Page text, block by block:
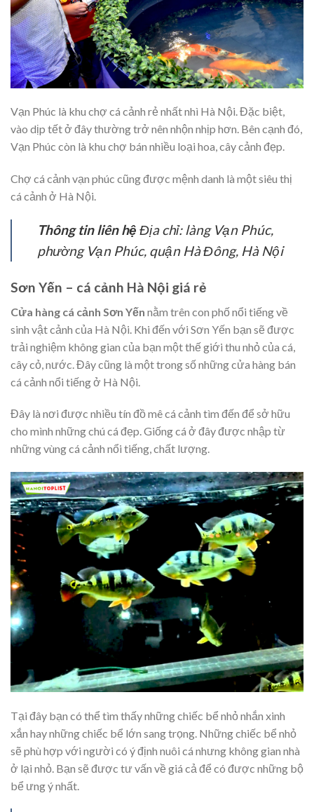
Vạn Phúc là khu chợ cá cảnh rẻ nhất nhì Hà Nội. Đặc biệt,
vào dịp tết ở đây thường trở nên nhộn nhịp hơn. Bên cạnh đó,
Vạn Phúc còn là khu chợ bán nhiều loại hoa, cây cảnh đẹp.
Chợ cá cảnh vạn phúc cũng được mệnh danh là một siêu thị
cá cảnh ở Hà Nội.
Thông tin liên hệ Địa chỉ: làng Vạn Phúc,
phường Vạn Phúc, quận Hà Đông, Hà Nội
Sơn Yến – cá cảnh Hà Nội giá rẻ
Cửa hàng cá cảnh Sơn Yến nằm trên con phố nổi tiếng về
sinh vật cảnh của Hà Nội. Khi đến với Sơn Yến bạn sẽ được
trải nghiệm không gian của bạn một thế giới thu nhỏ của cá,
cây cỏ, nước. Đây cũng là một trong số những cửa hàng bán
cá cảnh nổi tiếng ở Hà Nội.
Đây là nơi được nhiều tín đồ mê cá cảnh tìm đến để sở hữu
cho mình những chú cá đẹp. Giống cá ở đây được nhập từ
những vùng cá cảnh nổi tiếng, chất lượng.
Tại đây bạn có thể tìm thấy những chiếc bể nhỏ nhắn xinh
xắn hay những chiếc bể lớn sang trọng. Những chiếc bể nhỏ
sẽ phù hợp với người có ý định nuôi cá nhưng không gian nhà
ở lại nhỏ. Bạn sẽ được tư vấn về giá cả để có được những bộ
bể ưng ý nhất.